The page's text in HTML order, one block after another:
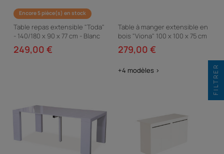
Encore 5 pièce(s) en stock
Table repas extensible "Toda"
- 140/180 x 90 x 77 cm - Blanc
249,00 €
Table à manger extensible en
bois "Viona" 100 x 100 x 75 cm
- Travertin
279,00 €
+4 modèles > FILTRER